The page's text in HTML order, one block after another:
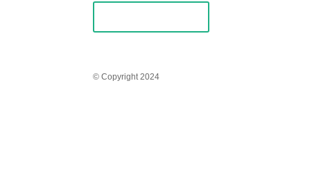
© Copyright 2024